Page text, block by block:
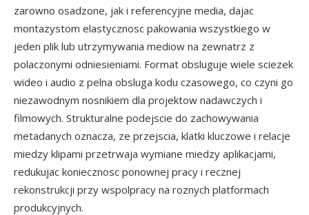
zarowno osadzone, jak i referencyjne media, dajac
montazystom elastycznosc pakowania wszystkiego w
jeden plik lub utrzymywania mediow na zewnatrz z
polaczonymi odniesieniami. Format obsluguje wiele sciezek
wideo i audio z pelna obsluga kodu czasowego, co czyni go
niezawodnym nosnikiem dla projektow nadawczych i
filmowych. Strukturalne podejscie do zachowywania
metadanych oznacza, ze przejscia, klatki kluczowe i relacje
miedzy klipami przetrwaja wymiane miedzy aplikacjami,
redukujac koniecznosc ponownej pracy i recznej
rekonstrukcji przy wspolpracy na roznych platformach
produkcyjnych.